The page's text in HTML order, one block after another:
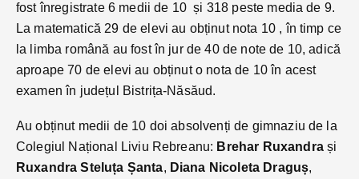
fost înregistrate 6 medii de 10 și 318 peste media de 9.
La matematică 29 de elevi au obținut nota 10 , în timp ce
la limba română au fost în jur de 40 de note de 10, adică
aproape 70 de elevi au obținut o nota de 10 în acest
examen în județul Bistrița-Năsăud.
Au obținut medii de 10 doi absolvenți de gimnaziu de la
Colegiul Național Liviu Rebreanu: Brehar Ruxandrași
Ruxandra Steluța Șanta, Diana Nicoleta Draguș,